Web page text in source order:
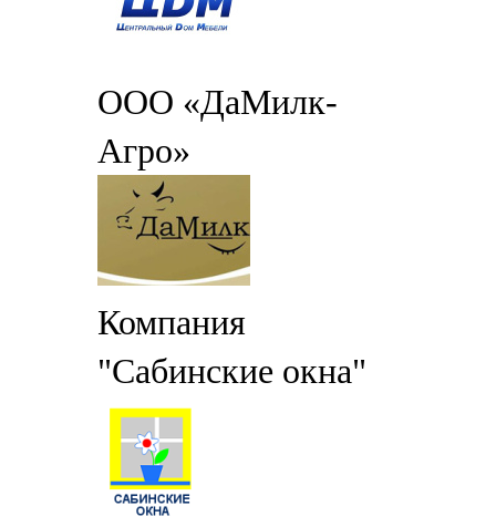
ООО «ДаМилк-
Агро»
Компания
"Сабинские окна"